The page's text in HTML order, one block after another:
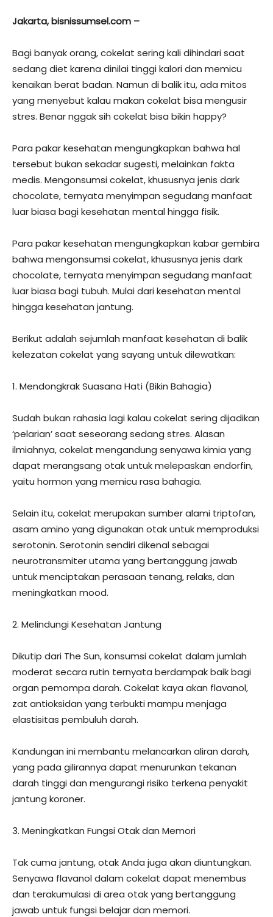
Jakarta, bisnissumsel.com –
Bagi banyak orang, cokelat sering kali dihindari saat
sedang diet karena dinilai tinggi kalori dan memicu
kenaikan berat badan. Namun di balik itu, ada mitos
yang menyebut kalau makan cokelat bisa mengusir
stres. Benar nggak sih cokelat bisa bikin happy?
Para pakar kesehatan mengungkapkan bahwa hal
tersebut bukan sekadar sugesti, melainkan fakta
medis. Mengonsumsi cokelat, khususnya jenis dark
chocolate, ternyata menyimpan segudang manfaat
luar biasa bagi kesehatan mental hingga fisik.
Para pakar kesehatan mengungkapkan kabar gembira
bahwa mengonsumsi cokelat, khususnya jenis dark
chocolate, ternyata menyimpan segudang manfaat
luar biasa bagi tubuh. Mulai dari kesehatan mental
hingga kesehatan jantung.
Berikut adalah sejumlah manfaat kesehatan di balik
kelezatan cokelat yang sayang untuk dilewatkan:
1. Mendongkrak Suasana Hati (Bikin Bahagia)
Sudah bukan rahasia lagi kalau cokelat sering dijadikan
‘pelarian’ saat seseorang sedang stres. Alasan
ilmiahnya, cokelat mengandung senyawa kimia yang
dapat merangsang otak untuk melepaskan endorfin,
yaitu hormon yang memicu rasa bahagia.
Selain itu, cokelat merupakan sumber alami triptofan,
asam amino yang digunakan otak untuk memproduksi
serotonin. Serotonin sendiri dikenal sebagai
neurotransmiter utama yang bertanggung jawab
untuk menciptakan perasaan tenang, relaks, dan
meningkatkan mood.
2. Melindungi Kesehatan Jantung
Dikutip dari The Sun, konsumsi cokelat dalam jumlah
moderat secara rutin ternyata berdampak baik bagi
organ pemompa darah. Cokelat kaya akan flavanol,
zat antioksidan yang terbukti mampu menjaga
elastisitas pembuluh darah.
Kandungan ini membantu melancarkan aliran darah,
yang pada gilirannya dapat menurunkan tekanan
darah tinggi dan mengurangi risiko terkena penyakit
jantung koroner.
3. Meningkatkan Fungsi Otak dan Memori
Tak cuma jantung, otak Anda juga akan diuntungkan.
Senyawa flavanol dalam cokelat dapat menembus
dan terakumulasi di area otak yang bertanggung
jawab untuk fungsi belajar dan memori.